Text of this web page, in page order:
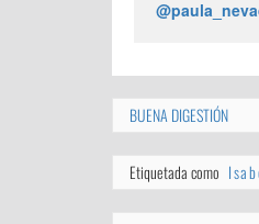
BUENA DIGESTIÓN
Etiquetada como